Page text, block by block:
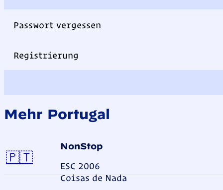
Passwort vergessen
Registrierung
Mehr Portugal
NonStop
ESC 2006
Coisas de Nada
🇵🇹Portugal